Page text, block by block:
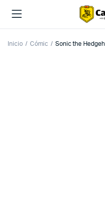
Inicio Cómic Sonic the